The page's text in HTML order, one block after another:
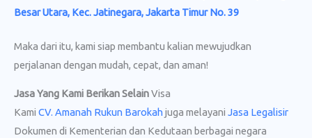
Besar Utara, Kec. Jatinegara, Jakarta Timur No. 39
Maka dari itu, kami siap membantu kalian mewujudkan
perjalanan dengan mudah, cepat, dan aman!
Jasa Yang Kami Berikan SelainVisa
Kami CV. Amanah Rukun Barokah juga melayani Jasa Legalisir
Dokumen di Kementerian dan Kedutaan berbagai negara